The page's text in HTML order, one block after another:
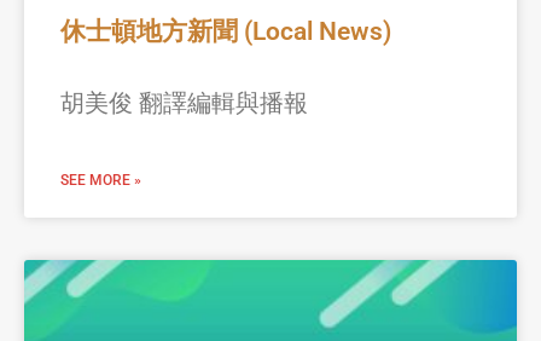
休士頓地方新聞 (Local News)
胡美俊 翻譯編輯與播報
SEE MORE »